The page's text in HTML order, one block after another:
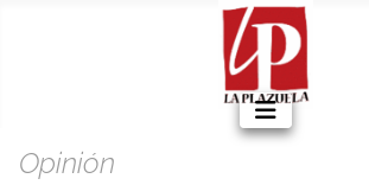
Opinión